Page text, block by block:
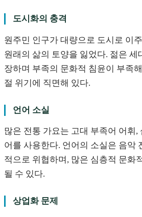
도시화의 충격
원주민 인구가 대량으로 도시로 이
원래의 삶의 토양을 잃었다. 젊은 세
장하며 부족의 문화적 침윤이 부족
절 위기에 직면해 있다.
언어 소실
많은 전통 가요는 고대 부족어 어휘,
어를 사용한다. 언어의 소실은 음악
적으로 위협하며, 많은 심층적 문화
될 수 있다.
상업화 문제